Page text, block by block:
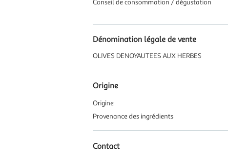
Conseil de consommation / dégustation
Dénomination légale de vente
OLIVES DENOYAUTEES AUX HERBES
Origine
Origine
Provenance des ingrédients
Contact